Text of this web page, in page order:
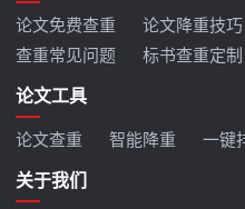
论文免费查重 论文降重技巧
查重常见问题
标书查重定制
论文工具
论文查重 智能降重 一键
关于我们